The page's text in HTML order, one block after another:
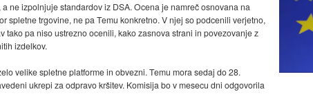
ne izpolnjuje standardov iz DSA. Ocena je namreč osnovana na
spletne trgovine, ne pa Temu konkretno. V njej so podcenili verjetno,
tako pa niso ustrezno ocenili, kako zasnova strani in povezovanje z
izdelkov.
velike spletne platforme in obvezni. Temu mora sedaj do 28.
ukrepi za odpravo kršitev. Komisija bo v mesecu dni odgovorila